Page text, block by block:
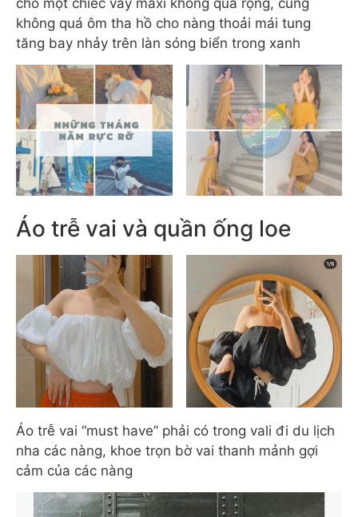
không quá ôm tha hồ cho nàng thoải mái tung
tăng bay nhảy trên làn sóng biển trong xanh
Áo trễ vai và quần ống loe
Áo trễ vai “must have” phải có trong vali đi du lịch
nha các nàng, khoe trọn bờ vai thanh mảnh gợi
cảm của các nàng